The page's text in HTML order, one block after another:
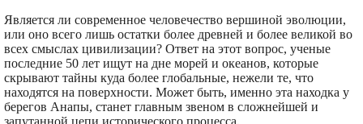
Является ли современное человечество вершиной эволюции,
или оно всего лишь остатки более древней и более великой во
всех смыслах цивилизации? Ответ на этот вопрос, ученые
последние 50 лет ищут на дне морей и океанов, которые
скрывают тайны куда более глобальные, нежели те, что
находятся на поверхности. Может быть, именно эта находка у
берегов Анапы, станет главным звеном в сложнейшей и
запутанной цепи исторического процесса.